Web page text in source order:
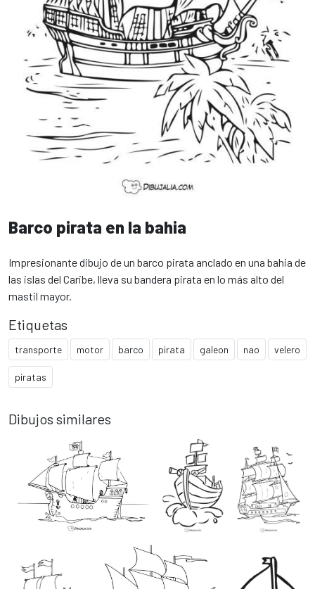
Barco pirata en la bahia
Impresionante dibujo de un barco pirata anclado en una bahia de
las islas del Caribe, lleva su bandera pirata en lo más alto del
mastil mayor.
Etiquetas
transporte motor barco pirata galeon nao velero
piratas
Dibujos similares